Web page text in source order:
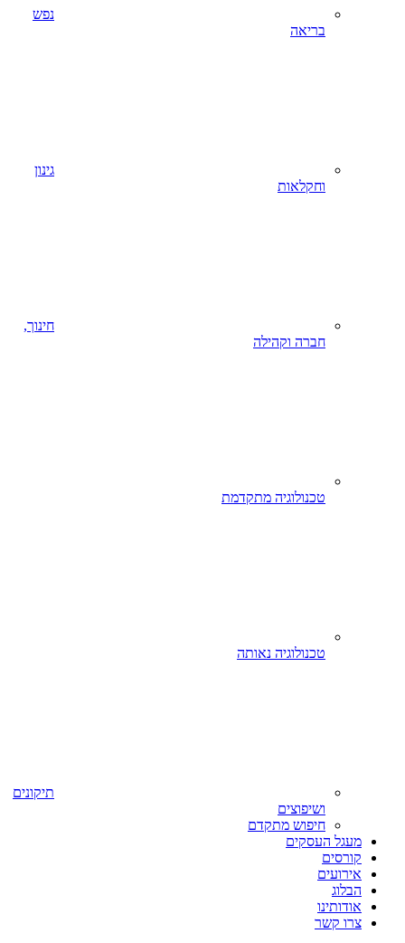
נפש
בריאה
גינון
וחקלאות
חינוך,
חברה וקהילה
טכנולוגיה מתקדמת
טכנולוגיה נאותה
תיקונים
ושיפוצים
חיפוש מתקדם
מעגל העסקים
קורסים
אירועים
הבלוג
אודותינו
צרו קשר